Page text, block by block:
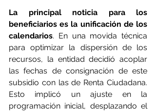
La principal noticia para los
beneficiarios es la unificación de los
calendarios. En una movida técnica
para optimizar la dispersión de los
recursos, la entidad decidió acoplar
las fechas de consignación de este
subsidio con las de Renta Ciudadana.
Esto implicó un ajuste en la
programación inicial, desplazando el